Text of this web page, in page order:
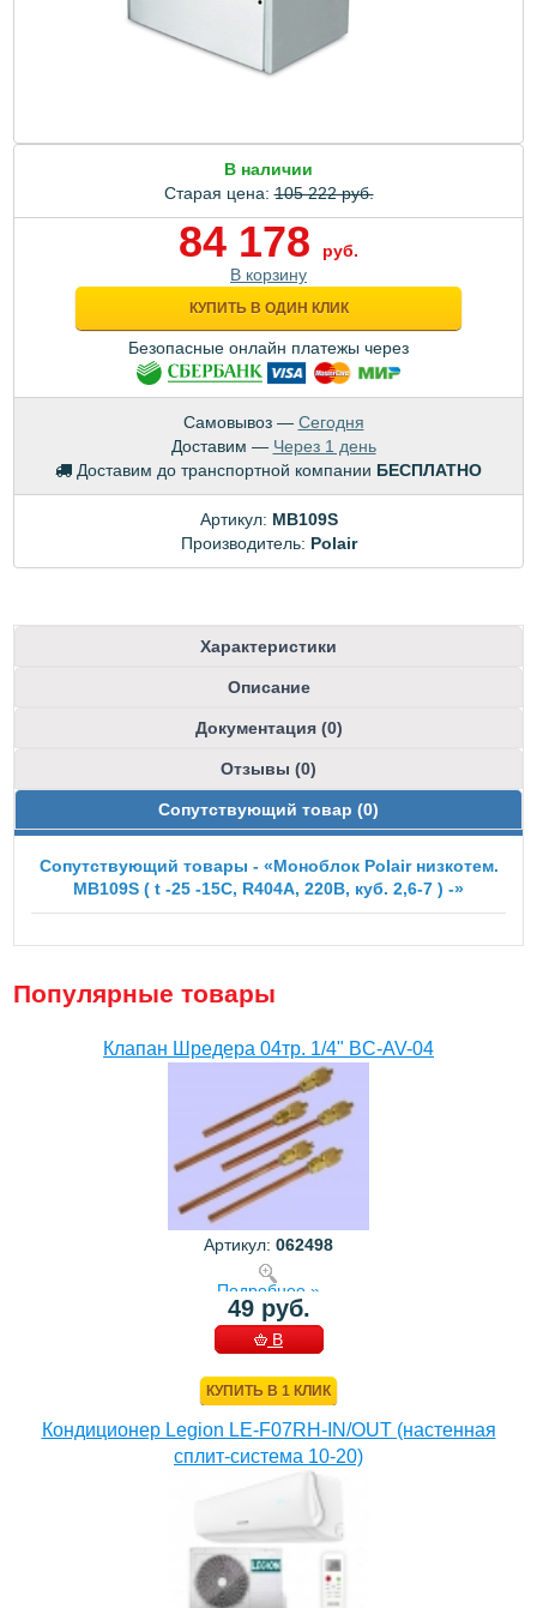
В наличии
Старая цена:105 222 руб.
84 178
руб.
В корзину
КУПИТЬ В ОДИН КЛИК
Безопасные онлайн платежы через
Самовывоз — Сегодня
Доставим — Через 1 день
Доставим до транспортной компании БЕСПЛАТНО
Артикул: МВ109S
Производитель: Polair
Характеристики
Описание
Документация (0)
Отзывы (0)
Сопутствующий товар (0)
Сопутствующий товары - «Моноблок Polair низкотем.
MB109S ( t -25 -15С, R404A, 220B, куб. 2,6-7 ) -»
Популярные товары
Клапан Шредера 04тр. 1/4" BC-AV-04
Артикул: 062498
Подробнее »
49 руб.
В
КУПИТЬ В 1 КЛИК
Кондиционер Legion LE-F07RH-IN/OUT (настенная
сплит-система 10-20)